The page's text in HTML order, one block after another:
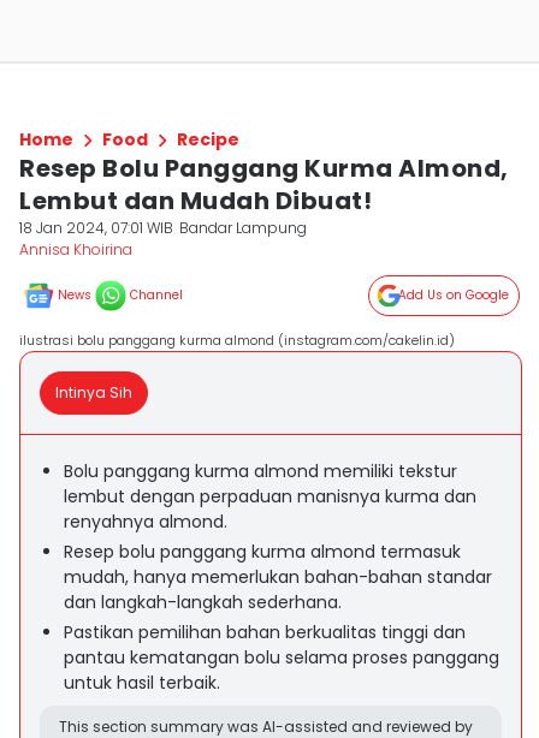
Home Food Recipe
Resep Bolu Panggang Kurma Almond,
Lembut dan Mudah Dibuat!
18 Jan 2024, 07:01 WIB Bandar Lampung
Annisa Khoirina
News Channel Add Us on Google
ilustrasi bolu panggang kurma almond (instagram.com/cakelin.id)
Intinya Sih
Bolu panggang kurma almond memiliki tekstur
lembut dengan perpaduan manisnya kurma dan
renyahnya almond.
Resep bolu panggang kurma almond termasuk
mudah, hanya memerlukan bahan-bahan standar
dan langkah-langkah sederhana.
Pastikan pemilihan bahan berkualitas tinggi dan
pantau kematangan bolu selama proses panggang
untuk hasil terbaik.
This section summary was AI-assisted and reviewed by